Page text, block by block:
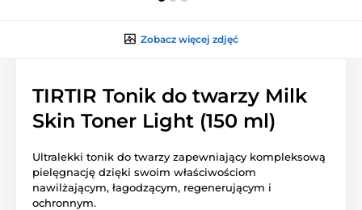
Zobacz więcej zdjęć
TIRTIR Tonik do twarzy Milk
Skin Toner Light (150 ml)
Ultralekki tonik do twarzy zapewniający kompleksową
pielęgnację dzięki swoim właściwościom
nawilżającym, łagodzącym, regenerującym i
ochronnym.